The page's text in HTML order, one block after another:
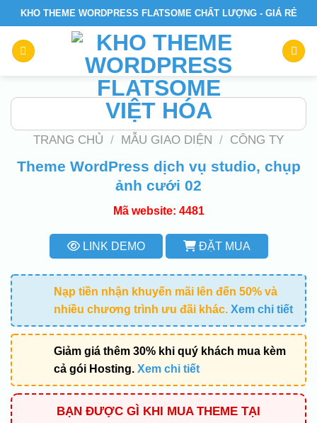
Skip
to
content
KHO THEME WORDPRESS FLATSOME CHẤT LƯỢNG - GIÁ RẺ
TRANG CHỦ / MẪU GIAO DIỆN / CÔNG TY
Theme WordPress dịch vụ studio, chụp
ảnh cưới 02
Mã website: 4481
LINK DEMO ĐẶT MUA
Nạp tiền nhận khuyến mãi lên đến 50% và
nhiều chương trình ưu đãi khác. Xem chi tiết
Giảm giá thêm 30% khi quý khách mua kèm
cả gói Hosting. Xem chi tiết
BẠN ĐƯỢC GÌ KHI MUA THEME TẠI